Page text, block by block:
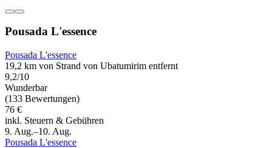
Pousada L'essence
Pousada L'essence
19,2 km von Strand von Ubatumirim entfernt
9,2/10
Wunderbar
(133 Bewertungen)
76 €
inkl. Steuern & Gebühren
9. Aug.–10. Aug.
Pousada L'essence